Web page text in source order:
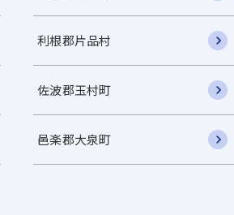
利根郡片品村
佐波郡玉村町
邑楽郡大泉町